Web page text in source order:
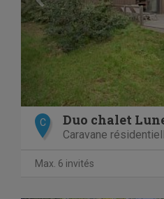
C Duo chalet
Caravane
Max. 6 invités